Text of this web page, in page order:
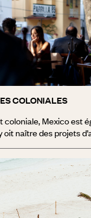
sites récemment
aux 365 niches. Côté
chocolat. Une
de l’agave est
de l’identité nationale
anciennes fabriques
mondial.
COLONIALES
coloniale, Mexico est
oit naître des projets
à
et colorés, pour
folklore,
réunissent les
scintillants et